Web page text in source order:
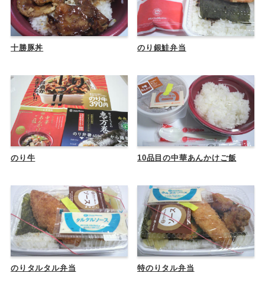
十勝豚丼 のり銀鮭弁当
のり牛 10品目の中華あんかけご飯
のりタルタル弁当 特のりタル弁当